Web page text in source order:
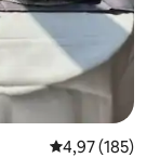
Średnia
4,97 (185)